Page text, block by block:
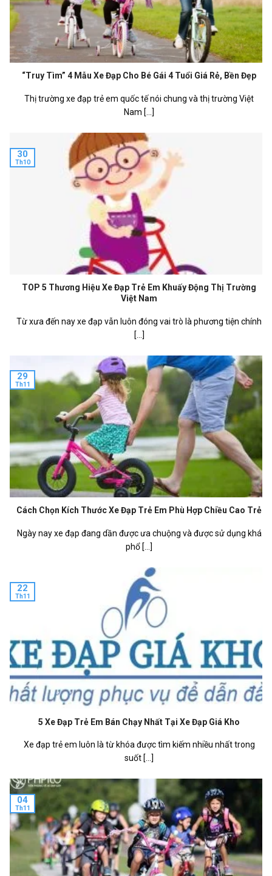
“Truy Tìm” 4 Mẫu Xe Đạp Cho Bé Gái 4 Tuổi Giá Rẻ, Bền Đẹp
Thị trường xe đạp trẻ em quốc tế nói chung và thị trường Việt
Nam [...]
TOP 5 Thương Hiệu Xe Đạp Trẻ Em Khuấy Động Thị Trường
Việt Nam
Từ xưa đến nay xe đạp vẫn luôn đóng vai trò là phương tiện chính
[...]
30
Th10
Cách Chọn Kích Thước Xe Đạp Trẻ Em Phù Hợp Chiều Cao Trẻ
Ngày nay xe đạp đang dần được ưa chuộng và được sử dụng khá
phổ [...]
29
Th11
5 Xe Đạp Trẻ Em Bán Chạy Nhất Tại Xe Đạp Giá Kho
Xe đạp trẻ em luôn là từ khóa được tìm kiếm nhiều nhất trong
suốt [...]
22
Th11
04
Th11